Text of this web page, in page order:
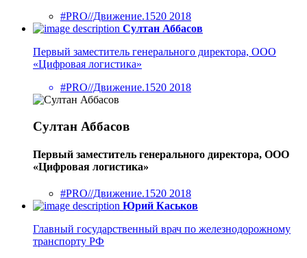
#PRO//Движение.1520 2018
Султан Аббасов
Первый заместитель генерального директора, ООО
«Цифровая логистика»
#PRO//Движение.1520 2018
Султан Аббасов
Первый заместитель генерального директора, ООО
«Цифровая логистика»
#PRO//Движение.1520 2018
Юрий Каськов
Главный государственный врач по железнодорожному
транспорту РФ